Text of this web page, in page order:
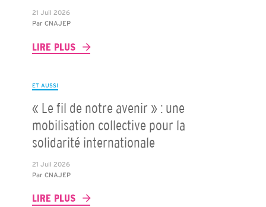
21 Juil 2026
Par CNAJEP
LIRE PLUS
ET AUSSI
« Le fil de notre avenir » : une
mobilisation collective pour la
solidarité internationale
21 Juil 2026
Par CNAJEP
LIRE PLUS